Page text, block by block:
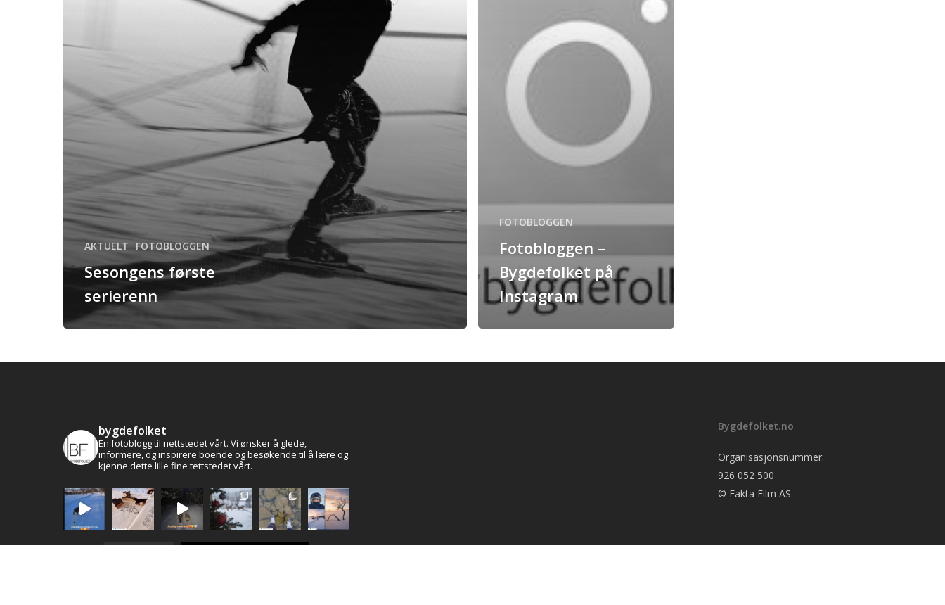
AKTUELT FOTOBLOGGEN
Sesongens første
serierenn
FOTOBLOGGEN
Fotobloggen –
Bygdefolket på
Instagram
bygdefolket
En fotoblogg til nettstedet vårt. Vi ønsker å glede,
informere, og inspirere boende og besøkende til å lære og
kjenne dette lille fine tettstedet vårt.
Bygdefolket.no
Organisasjonsnummer:
926 052 500
© Fakta Film AS